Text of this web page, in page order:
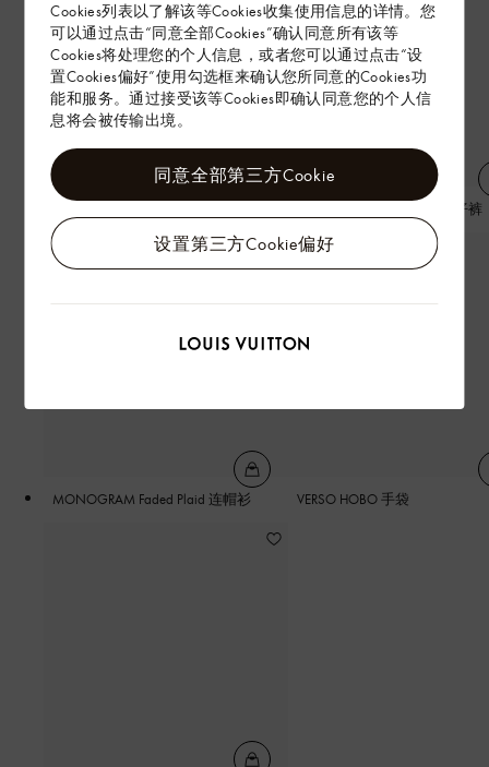
Cookies列表以了解该等Cookies收集使用信息的详情。您
可以通过点击“同意全部Cookies”确认同意所有该等
Cookies将处理您的个人信息，或者您可以通过点击“设
置Cookies偏好”使用勾选框来确认您所同意的Cookies功
能和服务。通过接受该等Cookies即确认同意您的个人信
息将会被传输出境。
设置第三方Cookie偏好
同意全部第三方Cookie
MONOGRAM 细节丝绒牛仔裤
MONOGRAM Faded Plaid 连帽衫 VERSO HOBO 手袋